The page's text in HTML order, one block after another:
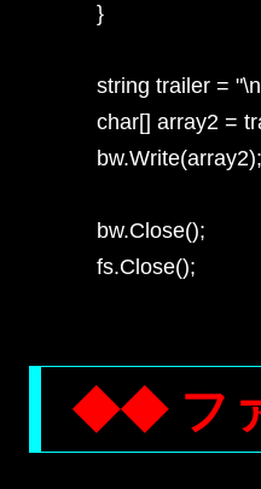
    }
string trailer =
char[] array2 =
    bw.Write(array2);
    bw.Close();
    fs.Close();
◆◆ フ